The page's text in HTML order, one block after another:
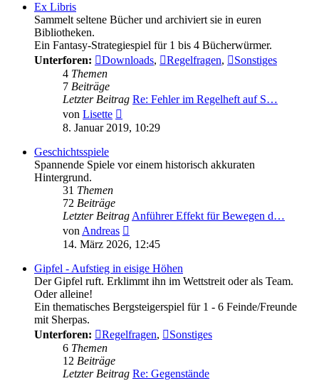
Ex Libris
Sammelt seltene Bücher und archiviert sie in euren
Bibliotheken.
Ein Fantasy-Strategiespiel für 1 bis 4 Bücherwürmer.
Unterforen:
Downloads, Regelfragen,
Sonstiges
4 Themen
7 Beiträge
Letzter Beitrag Re: Fehler im Regelheft auf S…
von Lisette
Beitrag
8. Januar 2019, 10:29
Geschichtsspiele
Spannende Spiele vor einem historisch akkuraten
Hintergrund.
31 Themen
72 Beiträge
Letzter BeitragAnführer Effekt für Bewegen d…
vonAndreas
Beitrag
14. März 2026, 12:45
Gipfel - Aufstieg in eisige Höhen
Der Gipfel ruft. Erklimmt ihn im Wettstreit oder als Team.
Oder alleine!
Ein thematisches Bergsteigerspiel für 1 - 6 Feinde/Freunde
mit Sherpas.
Unterforen:
Regelfragen,
Sonstiges
6 Themen
12 Beiträge
Letzter Beitrag Re: Gegenstände